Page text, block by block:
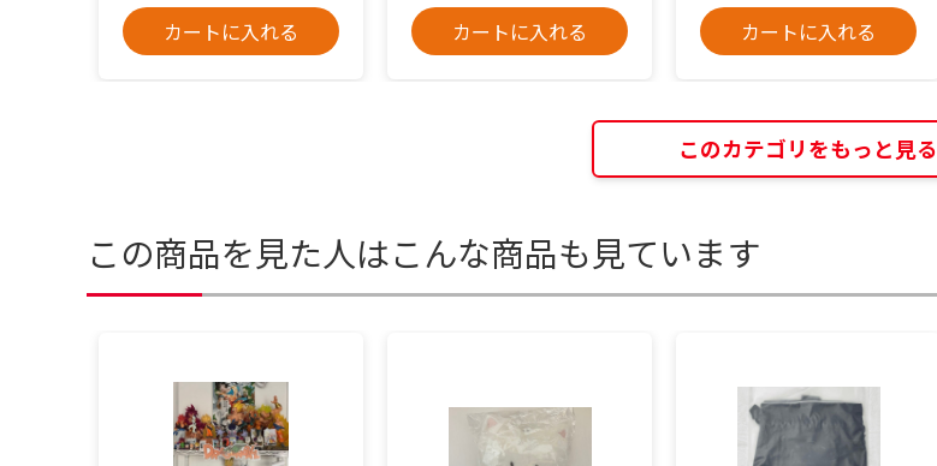
カートに入れる
カートに入れる
カートに入れる
このカテゴリをもっと見る
この商品を見た人はこんな商品も見ています